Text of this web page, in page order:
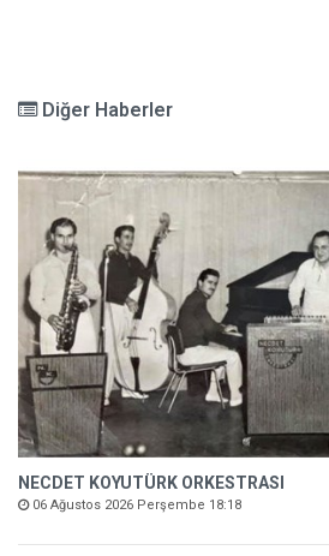
Diğer Haberler
NECDET KOYUTÜRK ORKESTRASI
06 Ağustos 2026 Perşembe 18:18